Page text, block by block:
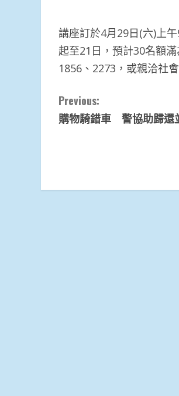
講座訂於4月29日(六)上
起至21日，預計30名額
1856、2273，或親洽社
Continue
Reading
Previous:
購物騎錯車 警協助歸還